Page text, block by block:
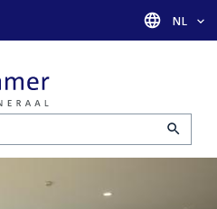
Taal
NL